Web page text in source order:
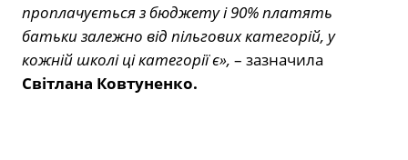
проплачується з бюджету і 90% платять
батьки залежно від пільгових категорій, у
кожній школі ці категорії є», – зазначила
Світлана Ковтуненко.